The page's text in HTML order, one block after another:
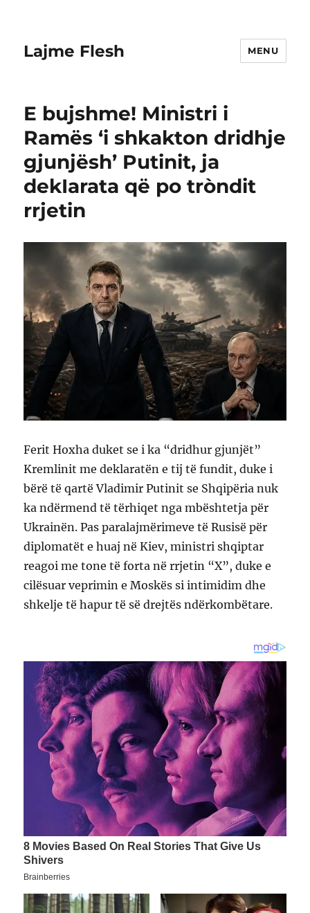
Lajme Flesh MENU
E bujshme! Ministri i
Ramës ‘i shkakton dridhje
gjunjësh’ Putinit, ja
dekIarata që po tròndit
rrjetin
Ferit Hoxha duket se i ka “dridhur gjunjët”
Kremlinit me deklaratën e tij të fundit, duke i
bërë të qartë Vladimir Putinit se Shqipëria nuk
ka ndërmend të tërhiqet nga mbështetja për
Ukrainën. Pas paralajmërimeve të Rusisë për
diplomatët e huaj në Kiev, ministri shqiptar
reagoi me tone të forta në rrjetin “X”, duke e
cilësuar veprimin e Moskës si intimidim dhe
shkelje të hapur të së drejtës ndërkombëtare.